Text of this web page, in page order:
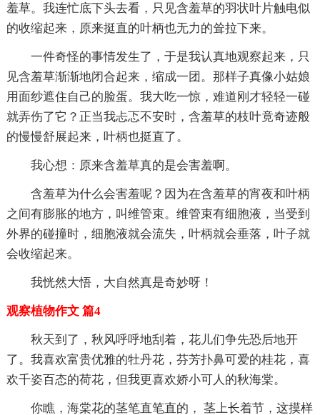
羞草。我连忙底下头去看，只见含羞草的羽状叶片触电似
的收缩起来，原来挺直的叶柄也无力的耸拉下来。
一件奇怪的事情发生了，于是我认真地观察起来，只
见含羞草渐渐地闭合起来，缩成一团。那样子真像小姑娘
用面纱遮住自己的脸蛋。我大吃一惊，难道刚才轻轻一碰
就弄伤了它？正当我忐忑不安时，含羞草的枝叶竟奇迹般
的慢慢舒展起来，叶柄也挺直了。
我心想：原来含羞草真的是会害羞啊。
含羞草为什么会害羞呢？因为在含羞草的宵夜和叶柄
之间有膨胀的地方，叫维管束。维管束有细胞液，当受到
外界的碰撞时，细胞液就会流失，叶柄就会垂落，叶子就
会收缩起来。
我恍然大悟，大自然真是奇妙呀！
观察植物作文 篇4
秋天到了，秋风呼呼地刮着，花儿们争先恐后地开
了。我喜欢富贵优雅的牡丹花，芬芳扑鼻可爱的桂花，喜
欢千姿百态的荷花，但我更喜欢娇小可人的秋海棠。
你瞧，海棠花的茎笔直笔直的， 茎上长着节，这摸样